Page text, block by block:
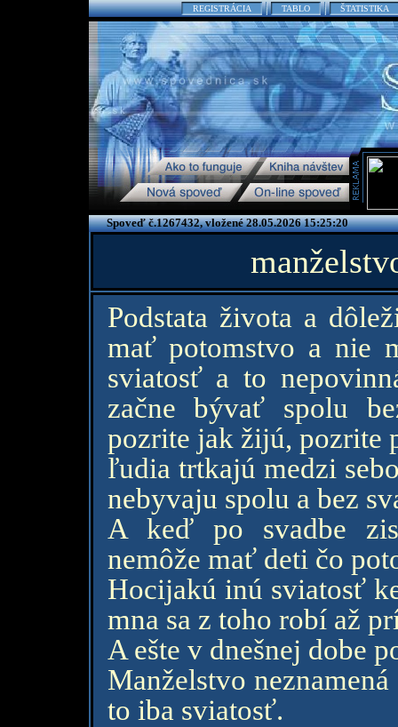
REGISTRÁCIA TABLO ŠTATISTIKA
Spoveď č.1267432, vložené 28.05.2026 15:25:20
Podstata života a
mať potomstvo a nie
sviatosť a to
začne bývať spolu
pozrite jak žijú, pozrite
ľudia trtkajú medzi
nebyvaju spolu a bez
A keď po svadbe
nemôže mať deti čo
Hocijakú inú sviatosť
mna sa z toho robí až
A ešte v dnešnej dobe
Manželstvo
to iba sviatosť.